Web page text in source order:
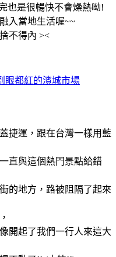
也是很暢快不會燥熱呦!
入當地生活喔~~
不得內 ><
眼都紅的濱城市場
捷運，跟在台灣一樣用藍
直與這個熱門景點給錯
的地方，路被阻隔了起來
開起了我們一行人來這大